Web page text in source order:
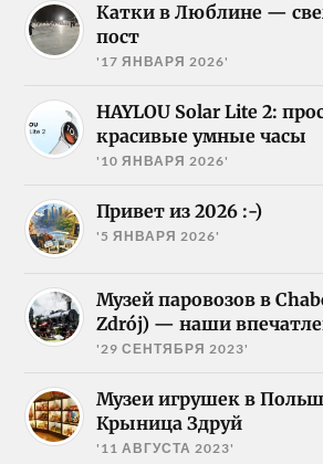
Катки в Люблине —
пост
'17 ЯНВАРЯ 2026'
HAYLOU Solar Lite 2:
красивые умные часы
'10 ЯНВАРЯ 2026'
Привет из 2026 :-)
'5 ЯНВАРЯ 2026'
Музей паровозов в
Zdrój) — наши
'29 СЕНТЯБРЯ 2023'
Музеи игрушек в
Крыница Здруй
'11 АВГУСТА 2023'